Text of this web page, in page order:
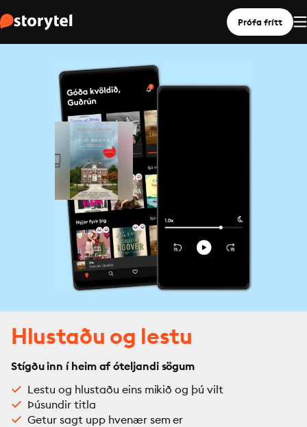
Prófa frítt
Hlustaðu og lestu
Stígðu inn í heim af óteljandi sögum
Lestu og hlustaðu eins mikið og þú vilt
Þúsundir titla
Getur sagt upp hvenær sem er